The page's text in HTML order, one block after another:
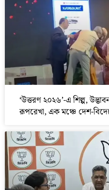
‘উত্তরণ ২০২৬’-এ শিল্প,
রূপরেখা, এক মঞ্চে দেশ-